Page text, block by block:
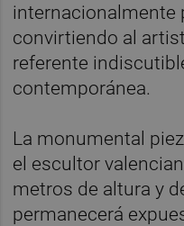
internacionalmente
convirtiendo al
referente
contemporánea.
La monumental
el escultor
metros de altura y
permanecerá